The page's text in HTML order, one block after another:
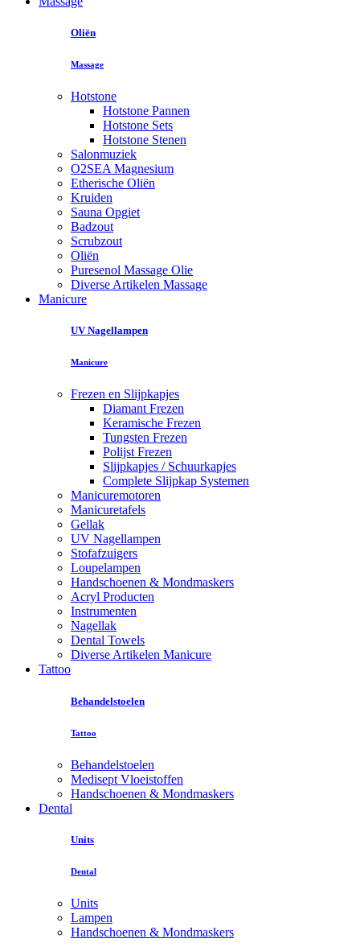
Oliën
Massage
Hotstone
Hotstone Pannen
Hotstone Sets
Hotstone Stenen
Salonmuziek
O2SEA Magnesium
Etherische Oliën
Kruiden
Sauna Opgiet
Badzout
Scrubzout
Oliën
Puresenol Massage Olie
Diverse Artikelen Massage
Manicure
UV Nagellampen
Manicure
Frezen en Slijpkapjes
Diamant Frezen
Keramische Frezen
Tungsten Frezen
Polijst Frezen
Slijpkapjes / Schuurkapjes
Complete Slijpkap Systemen
Manicuremotoren
Manicuretafels
Gellak
UV Nagellampen
Stofafzuigers
Loupelampen
Handschoenen & Mondmaskers
Acryl Producten
Instrumenten
Nagellak
Dental Towels
Diverse Artikelen Manicure
Tattoo
Behandelstoelen
Tattoo
Behandelstoelen
Medisept Vloeistoffen
Handschoenen & Mondmaskers
Dental
Units
Dental
Units
Lampen
Handschoenen & Mondmaskers